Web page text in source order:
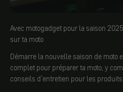
Avec motogadget pour la saison
sur ta moto
Démarre la nouvelle saison de moto
complet pour préparer ta moto, y
conseils d'entretien pour les